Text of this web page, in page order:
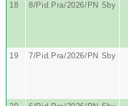
18
8/Pid.Pra/2026/PN Sby
19
7/Pid.Pra/2026/PN Sby